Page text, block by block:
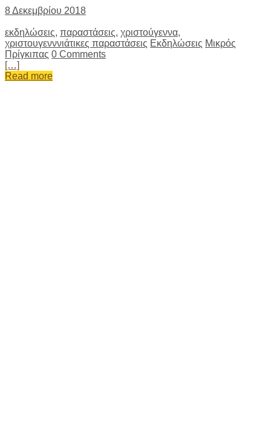
8 Δεκεμβρίου 2018
εκδηλώσεις, παραστάσεις, χριστούγεννα,
χριστουγενννιάτικες παραστάσεις Εκδηλώσεις Μικρός
Πρίγκιπας 0 Comments
[…]
Read more